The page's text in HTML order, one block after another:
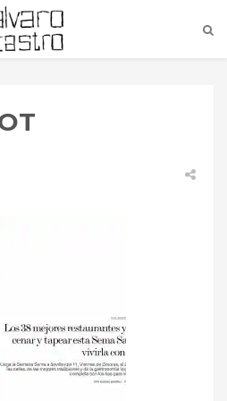
alvaro@alvarocastro.com